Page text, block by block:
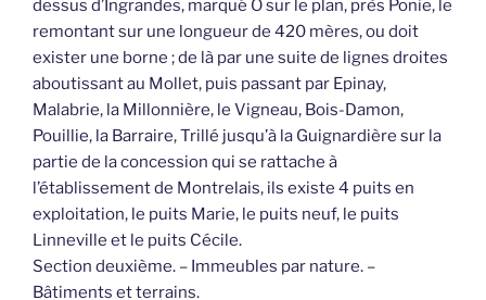
dessus d’Ingrandes, marqué O sur le plan, près Ponie, le
remontant sur une longueur de 420 mères, ou doit
exister une borne ; de là par une suite de lignes droites
aboutissant au Mollet, puis passant par Epinay,
Malabrie, la Millonnière, le Vigneau, Bois-Damon,
Pouillie, la Barraire, Trillé jusqu’à la Guignardière sur la
partie de la concession qui se rattache à
l’établissement de Montrelais, ils existe 4 puits en
exploitation, le puits Marie, le puits neuf, le puits
Linneville et le puits Cécile.
Section deuxième. – Immeubles par nature. –
Bâtiments et terrains.